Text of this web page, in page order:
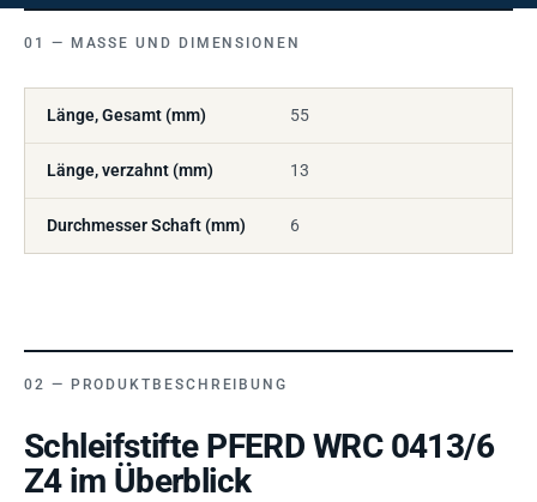
MASSE UND DIMENSIONEN
Länge, Gesamt (mm) 55
Länge, verzahnt (mm) 13
Durchmesser Schaft (mm) 6
PRODUKTBESCHREIBUNG
Schleifstifte PFERD WRC 0413/6
Z4 im Überblick